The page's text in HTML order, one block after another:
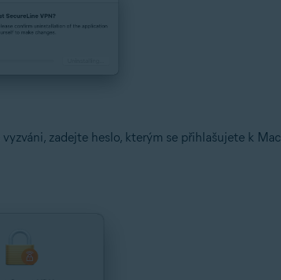
zadejte heslo, kterým se přihlašujete k